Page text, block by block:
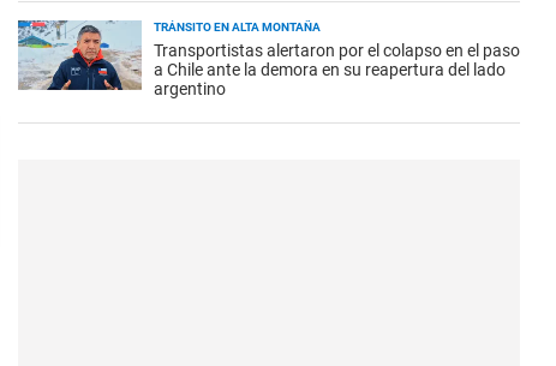
TRÁNSITO EN ALTA MONTAÑA
Transportistas alertaron por el colapso en el paso
a Chile ante la demora en su reapertura del lado
argentino